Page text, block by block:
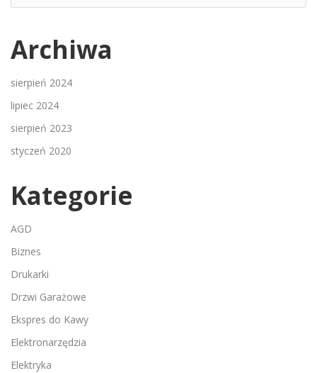
Archiwa
sierpień 2024
lipiec 2024
sierpień 2023
styczeń 2020
Kategorie
AGD
Biznes
Drukarki
Drzwi Garażowe
Ekspres do Kawy
Elektronarzędzia
Elektryka